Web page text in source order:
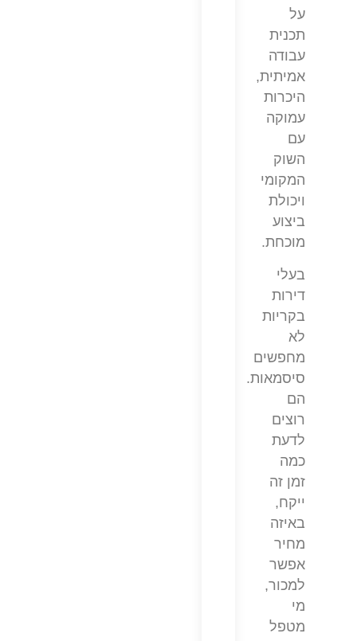
על
תכנית
עבודה
אמיתית,
היכרות
עמוקה
עם
השוק
המקומי
ויכולת
ביצוע
מוכחת.
בעלי
דירות
בקריות
לא
מחפשים
סיסמאות.
הם
רוצים
לדעת
כמה
זמן זה
ייקח,
באיזה
מחיר
אפשר
למכור,
מי
מטפל